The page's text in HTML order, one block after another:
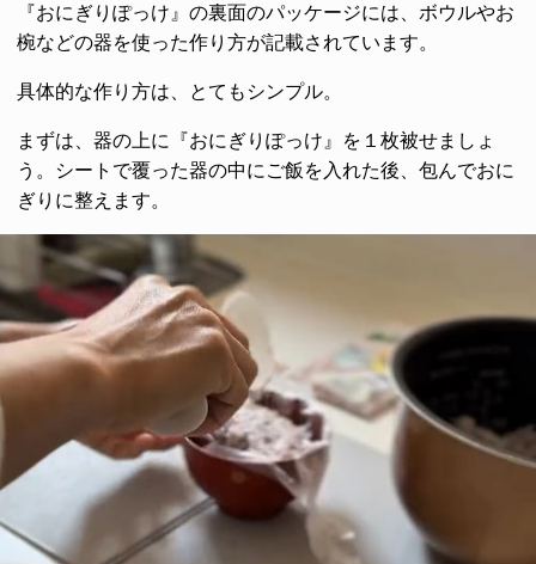
『おにぎりぽっけ』の裏面のパッケージには、ボウルやお
椀などの器を使った作り方が記載されています。
具体的な作り方は、とてもシンプル。
まずは、器の上に『おにぎりぽっけ』を１枚被せましょ
う。シートで覆った器の中にご飯を入れた後、包んでおに
ぎりに整えます。